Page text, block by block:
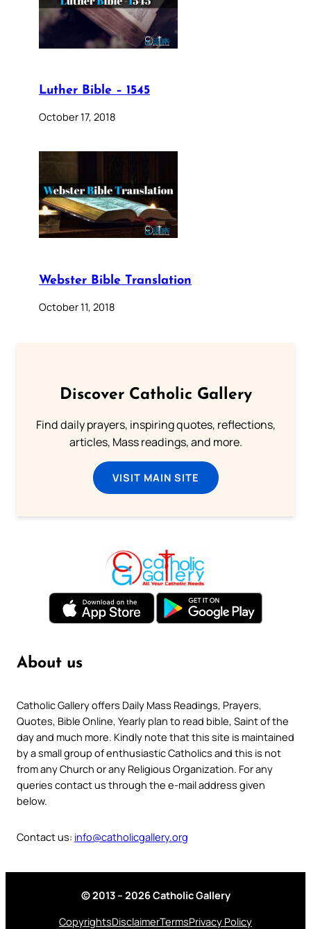
Luther Bible – 1545
October 17, 2018
Webster Bible Translation
October 11, 2018
Discover Catholic Gallery
Find daily prayers, inspiring quotes, reflections,
articles, Mass readings, and more.
VISIT MAIN SITE
About us
Catholic Gallery offers Daily Mass Readings, Prayers,
Quotes, Bible Online, Yearly plan to read bible, Saint of the
day and much more. Kindly note that this site is maintained
by a small group of enthusiastic Catholics and this is not
from any Church or any Religious Organization. For any
queries contact us through the e-mail address given
below.
Contact us: info@catholicgallery.org
© 2013 – 2026 Catholic Gallery
CopyrightsDisclaimerTermsPrivacy Policy